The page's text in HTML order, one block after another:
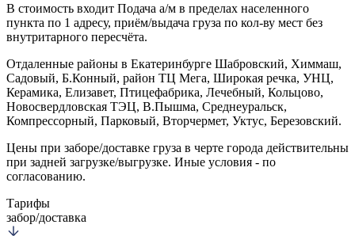
В стоимость входит Подача а/м в пределах населенного
пункта по 1 адресу, приём/выдача груза по кол-ву мест без
внутритарного пересчёта.
Отдаленные районы в Екатеринбурге Шабровский, Химмаш,
Садовый, Б.Конный, район ТЦ Мега, Широкая речка, УНЦ,
Керамика, Елизавет, Птицефабрика, Лечебный, Кольцово,
Новосвердловская ТЭЦ, В.Пышма, Среднеуральск,
Компрессорный, Парковый, Вторчермет, Уктус, Березовский.
Цены при заборе/доставке груза в черте города действительны
при задней загрузке/выгрузке. Иные условия - по
согласованию.
Тарифы
забор/доставка